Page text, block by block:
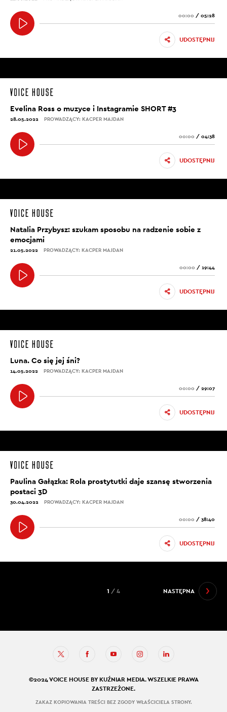
00:00 / 05:28
UDOSTĘPNIJ
Evelina Ross o muzyce i Instagramie SHORT #3
28.05.2022 PROWADZĄCY: KACPER MAJDAN
00:00 / 04:38
UDOSTĘPNIJ
Natalia Przybysz: szukam sposobu na radzenie sobie z
emocjami
21.05.2022 PROWADZĄCY: KACPER MAJDAN
00:00 / 19:44
UDOSTĘPNIJ
Luna. Co się jej śni?
14.05.2022 PROWADZĄCY: KACPER MAJDAN
00:00 / 29:07
UDOSTĘPNIJ
Paulina Gałązka: Rola prostytutki daje szansę stworzenia
postaci 3D
30.04.2022 PROWADZĄCY: KACPER MAJDAN
00:00 / 38:40
UDOSTĘPNIJ
NASTĘPNA
1 / 4
©2024 VOICE HOUSE BY KUŹNIAR MEDIA. WSZELKIE PRAWA
ZASTRZEŻONE.
ZAKAZ KOPIOWANIA TREŚCI BEZ ZGODY WŁAŚCICIELA STRONY.